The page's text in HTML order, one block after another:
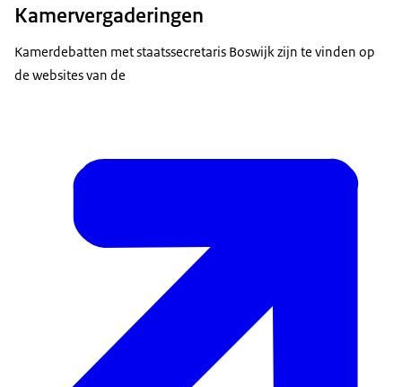
Kamervergaderingen
Kamerdebatten met staatssecretaris Boswijk zijn te vinden op
de websites van de